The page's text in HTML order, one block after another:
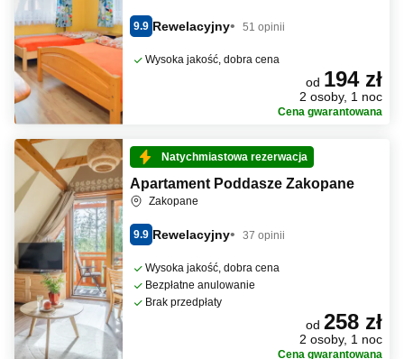
9.9 Rewelacyjny 51 opinii
Wysoka jakość, dobra cena
od 194 zł
2 osoby, 1 noc
Cena gwarantowana
Natychmiastowa rezerwacja
Apartament Poddasze Zakopane
Zakopane
9.9 Rewelacyjny 37 opinii
Wysoka jakość, dobra cena
Bezpłatne anulowanie
Brak przedpłaty
od 258 zł
2 osoby, 1 noc
Cena gwarantowana